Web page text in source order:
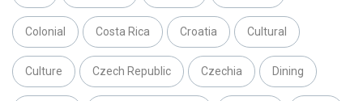
Colonial Costa Rica Croatia Cultural
Culture Czech Republic Czechia Dining